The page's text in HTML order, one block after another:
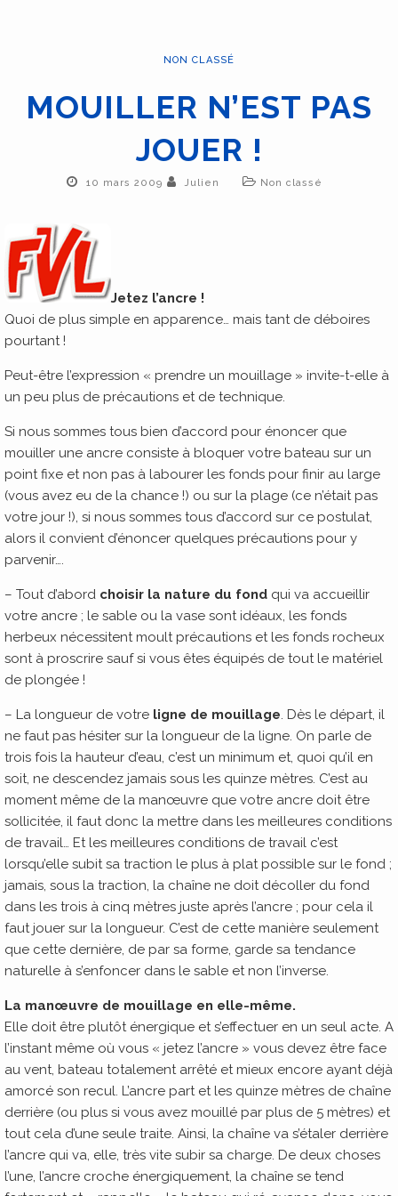
NON CLASSÉ
MOUILLER N’EST PAS
JOUER !
10 mars 2009 Julien Non classé
Jetez l’ancre !
Quoi de plus simple en apparence… mais tant de déboires
pourtant !
Peut-être l’expression « prendre un mouillage » invite-t-elle à
un peu plus de précautions et de technique.
Si nous sommes tous bien d’accord pour énoncer que
mouiller une ancre consiste à bloquer votre bateau sur un
point fixe et non pas à labourer les fonds pour finir au large
(vous avez eu de la chance !) ou sur la plage (ce n’était pas
votre jour !), si nous sommes tous d’accord sur ce postulat,
alors il convient d’énoncer quelques précautions pour y
parvenir….
– Tout d’abord choisir la nature du fond qui va accueillir
votre ancre ; le sable ou la vase sont idéaux, les fonds
herbeux nécessitent moult précautions et les fonds rocheux
sont à proscrire sauf si vous êtes équipés de tout le matériel
de plongée !
– La longueur de votre ligne de mouillage. Dès le départ, il
ne faut pas hésiter sur la longueur de la ligne. On parle de
trois fois la hauteur d’eau, c’est un minimum et, quoi qu’il en
soit, ne descendez jamais sous les quinze mètres. C’est au
moment même de la manœuvre que votre ancre doit être
sollicitée, il faut donc la mettre dans les meilleures conditions
de travail… Et les meilleures conditions de travail c’est
lorsqu’elle subit sa traction le plus à plat possible sur le fond ;
jamais, sous la traction, la chaîne ne doit décoller du fond
dans les trois à cinq mètres juste après l’ancre ; pour cela il
faut jouer sur la longueur. C’est de cette manière seulement
que cette dernière, de par sa forme, garde sa tendance
naturelle à s’enfoncer dans le sable et non l’inverse.
La manœuvre de mouillage en elle-même.
Elle doit être plutôt énergique et s’effectuer en un seul acte. A
l’instant même où vous « jetez l’ancre » vous devez être face
au vent, bateau totalement arrêté et mieux encore ayant déjà
amorcé son recul. L’ancre part et les quinze mètres de chaîne
derrière (ou plus si vous avez mouillé par plus de 5 mètres) et
tout cela d’une seule traite. Ainsi, la chaîne va s’étaler derrière
l’ancre qui va, elle, très vite subir sa charge. De deux choses
l’une, l’ancre croche énergiquement, la chaîne se tend